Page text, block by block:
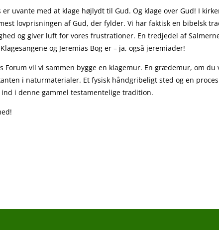
er uvante med at klage højlydt til Gud. Og klage over Gud! I
lovprisningen af Gud, der fylder. Vi har faktisk en bibelsk
og giver luft for vores frustrationer. En tredjedel af
og Jeremias Bog er – ja, også jeremiader!
Forum vil vi sammen bygge en klagemur. En grædemur, om du
i naturmaterialer. Et fysisk håndgribeligt sted og en
i denne gammel testamentelige tradition.